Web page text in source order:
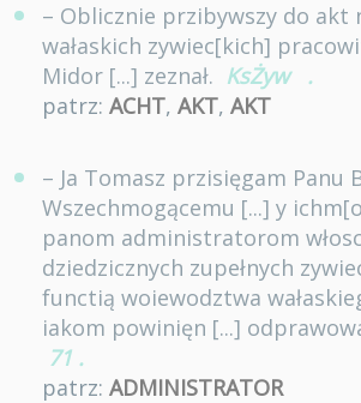
– Oblicznie przibywszy do akt
wałaskich zywiec[kich]
Midor [...] zeznał. KsŻyw
.
patrz: ACHT, AKT, AKT
– Ja Tomasz przisięgam Panu
Wszechmogącemu [...] y
panom administratorom
dziedzicznych zupełnych
functią woiewodztwa
iakom powinięn [...]
71 .
patrz: ADMINISTRATOR